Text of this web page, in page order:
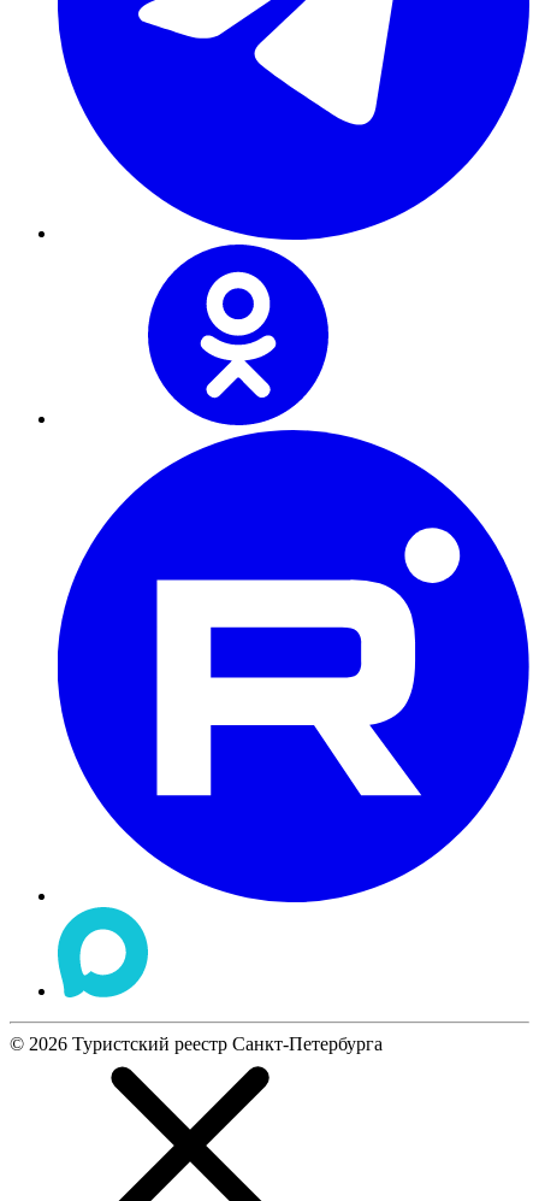
© 2026 Туристский реестр Санкт-Петербурга